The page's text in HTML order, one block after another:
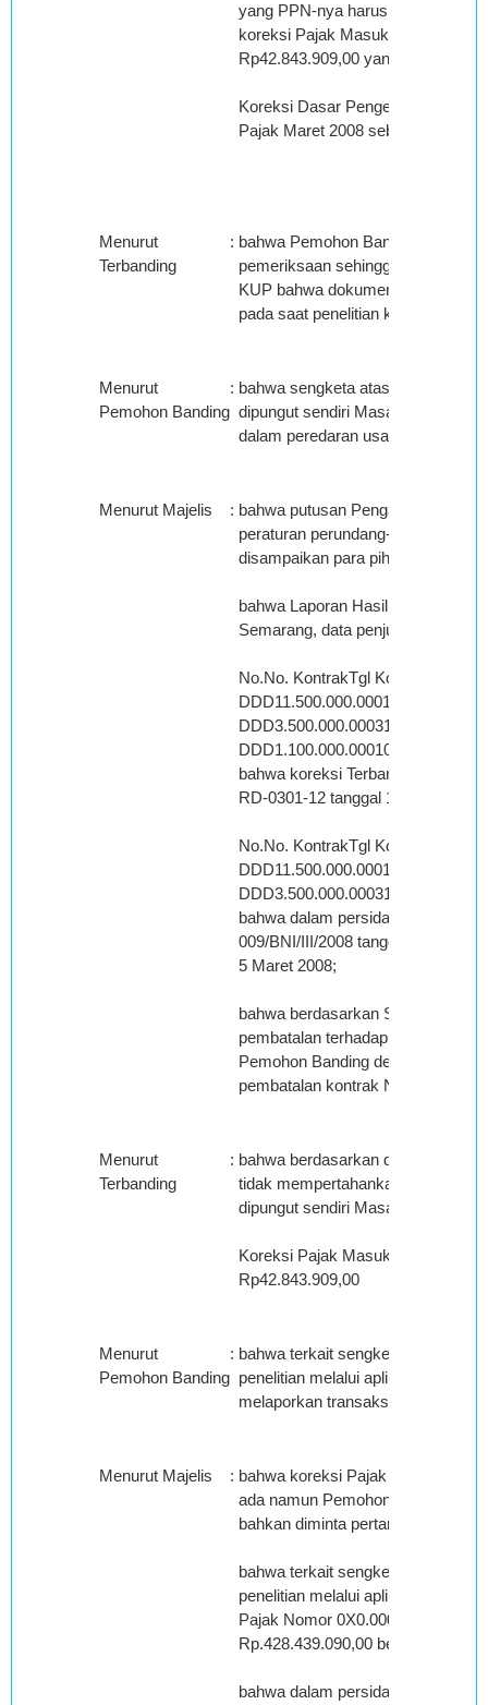
yang PPN-nya harus dipungut
koreksi Pajak Masukan yang
Rp42.843.909,00 yang tidak
Koreksi Dasar Pengenaan Pajak
Pajak Maret 2008 sebesar
Menurut
Terbanding
: bahwa Pemohon Banding tidak
pemeriksaan sehingga Peneliti
KUP bahwa dokumen yang tidak
pada saat penelitian keberatan;
Menurut
Pemohon Banding
: bahwa sengketa atas koreksi
dipungut sendiri Masa Pajak
dalam peredaran usaha di PPh
Menurut Majelis : bahwa putusan Pengadilan Pajak
peraturan perundang-undangan
disampaikan para pihak serta
bahwa Laporan Hasil
Semarang, data penjualan
No.No. KontrakTgl KontrakLawan
bahwa koreksi Terbanding terkait
RD-0301-12 tanggal 1 Maret 2008
No.No. KontrakTgl KontrakLawan
bahwa dalam persidangan
009/BNI/III/2008 tanggal 3 Maret
5 Maret 2008;
bahwa berdasarkan Surat Nomor
pembatalan terhadap kontrak
Pemohon Banding dengan Surat
pembatalan kontrak No.RD-0301-
Menurut
Terbanding
: bahwa berdasarkan data dan
tidak mempertahankan Koreksi
dipungut sendiri Masa Pajak
Koreksi Pajak Masukan yang
Rp42.843.909,00
Menurut
Pemohon Banding
: bahwa terkait sengketa pajak
penelitian melalui aplikasi internal
melaporkan transaksi dengan
Menurut Majelis : bahwa koreksi Pajak Masukan
ada namun Pemohon Banding
bahkan diminta pertanggungan
bahwa terkait sengketa pajak
penelitian melalui aplikasi internal
Pajak Nomor 0X0.000-
Rp.428.439.090,00 belum
bahwa dalam persidangan